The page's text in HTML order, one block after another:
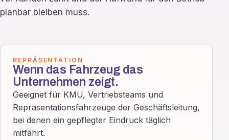
planbar bleiben muss.
REPRÄSENTATION
Wenn das Fahrzeug das
Unternehmen zeigt.
Geeignet für KMU, Vertriebsteams und
Repräsentationsfahrzeuge der Geschäftsleitung,
bei denen ein gepflegter Eindruck täglich
mitfährt.